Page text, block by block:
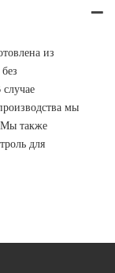
​​из
мы
Мы также
для